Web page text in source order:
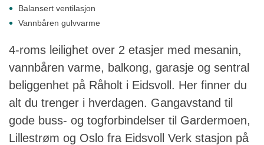
Balansert ventilasjon
Vannbåren gulvvarme
4-roms leilighet over 2 etasjer med mesanin,
vannbåren varme, balkong, garasje og sentral
beliggenhet på Råholt i Eidsvoll. Her finner du
alt du trenger i hverdagen. Gangavstand til
gode buss- og togforbindelser til Gardermoen,
Lillestrøm og Oslo fra Eidsvoll Verk stasjon på